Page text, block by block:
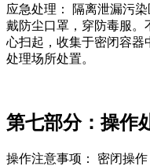
应急处理： 隔离泄漏污
戴防尘口罩，穿防毒服。
心扫起，收集于密闭容器
处理场所处置。
第七部分：操作
操作注意事项： 密闭操